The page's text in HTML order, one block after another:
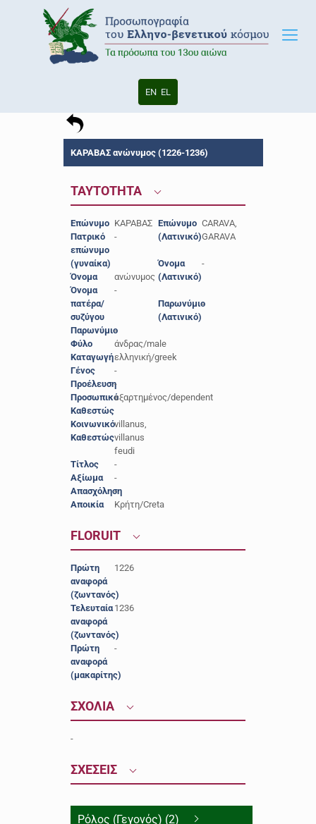
EN EL
ΚΑΡΑΒΑΣ ανώνυμος (1226-1236)
ΤΑΥΤΟΤΗΤΑ
Επώνυμο ΚΑΡΑΒΑΣ
Πατρικό
επώνυμο
(γυναίκα)
-
Όνομα
ανώνυμος
Όνομα
πατέρα/
συζύγου
-
Παρωνύμιο
-
Φύλο
άνδρας/male
Καταγωγήελληνική/greek
Γένος
-
Προέλευση-
Προσωπικό
Καθεστώς
εξαρτημένος/dependent
Κοινωνικό
Καθεστώς
villanus,
villanus
feudi
Τίτλος
-
Αξίωμα
-
Απασχόληση
-
Αποικία
Κρήτη/Creta
Επώνυμο
(Λατινικό)
CARAVA,
GARAVA
Όνομα
(Λατινικό)
-
Παρωνύμιο
(Λατινικό)
-
FLORUIT
Πρώτη
αναφορά
(ζωντανός)
1226
Τελευταία
αναφορά
(ζωντανός)
1236
Πρώτη
αναφορά
(μακαρίτης)
-
ΣΧΟΛΙΑ
-
ΣΧΕΣΕΙΣ
Ρόλος (Γεγονός) (2)